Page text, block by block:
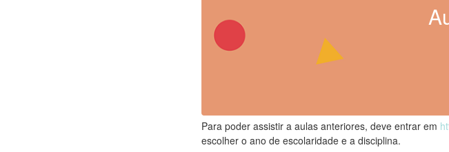
Para poder assistir a aulas anteriores, deve entrar em
escolher o ano de escolaridade e a disciplina.